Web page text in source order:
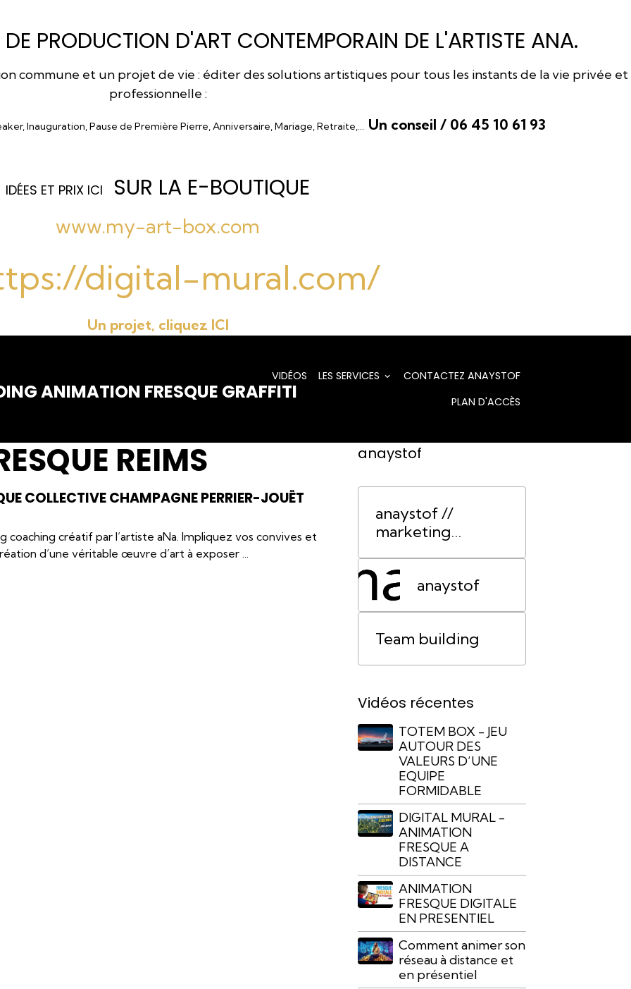
PRODUCTION D'ART CONTEMPORAIN DE L'ARTISTE ANA.
commune et un projet de vie : éditer des solutions artistiques pour tous les instants de la vie privée et
professionnelle :
Inauguration, Pause de Première Pierre, Anniversaire, Mariage, Retraite,… Un conseil / 06 45 10 61 93
IDÉES ET PRIX ICI SUR LA E-BOUTIQUE
www.my-art-box.com
digital-mural.com/
Un projet, cliquez ICI
ANIMATION FRESQUE GRAFFITI
VIDÉOS LES SERVICES
CONTACTEZ ANAYSTOF
PLAN D'ACCÈS
REIMS
COLLECTIVE CHAMPAGNE PERRIER-JOUËT
coaching créatif par l’artiste aNa. Impliquez vos convives et
d’une véritable œuvre d’art à exposer ...
anaystof
anaystof //
marketing
Lyon
anaystof
Team building
Vidéos récentes
TOTEM BOX - JEU
AUTOUR DES
VALEURS D’UNE
EQUIPE
FORMIDABLE
DIGITAL MURAL -
ANIMATION
FRESQUE A
DISTANCE
ANIMATION
FRESQUE DIGITALE
EN PRESENTIEL
Comment animer son
réseau à distance et
en présentiel